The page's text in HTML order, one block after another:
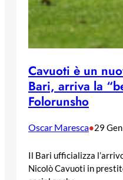
Cavuoti è un
Bari, arriva la
Folorunsho
Oscar Maresca•29 Gen
Il Bari ufficializza
Nicolò Cavuoti in